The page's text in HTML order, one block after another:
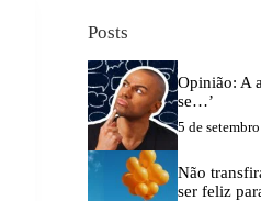
Posts
Opinião: A
se…’
5 de
Não
ser feliz